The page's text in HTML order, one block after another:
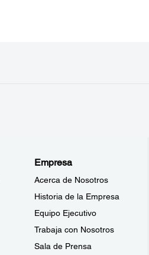
Empresa
Acerca de Nosotros
Historia de la Empresa
Equipo Ejecutivo
Trabaja con Nosotros
Sala de Prensa